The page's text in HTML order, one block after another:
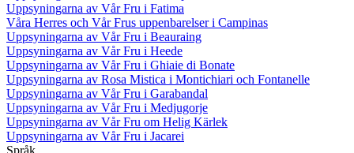
Uppsyningarna av Vår Fru i Fatima
Våra Herres och Vår Frus uppenbarelser i Campinas
Uppsyningarna av Vår Fru i Beauraing
Uppsyningarna av Vår Fru i Heede
Uppsyningarna av Vår Fru i Ghiaie di Bonate
Uppsyningarna av Rosa Mistica i Montichiari och Fontanelle
Uppsyningarna av Vår Fru i Garabandal
Uppsyningarna av Vår Fru i Medjugorje
Uppsyningarna av Vår Fru om Helig Kärlek
Uppsyningarna av Vår Fru i Jacarei
Språk